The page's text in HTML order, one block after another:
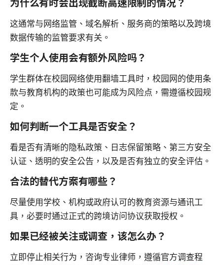
为什么有时会出现截断高速限制的情况？
这通常与网络监管、域名解析、服务商的策略以及跨境
数据传输的监管要求有关。
学生个人使用会有额外风险吗？
学生群体在校园网络使用翻墙工具时，校园网的使用条
款与教育机构的政策也可能成为风险点，需遵循校园规
定。
如何判断一个工具是否安全？
看是否有清晰的隐私政策、日志保留策略、第三方安全
认证、透明的安全公告，以及是否有独立的安全评估。
合法的替代方案有哪些？
尽量使用学校、机构或政府认可的教育资源与通讯工
具，必要时通过正式的跨境访问协议获取授权。
如果已经被关注或调查，该怎么办？
立即停止相关行为，咨询专业律师，遵循官方调查程